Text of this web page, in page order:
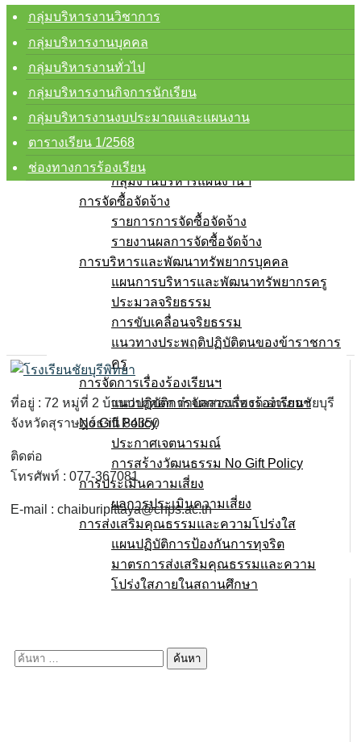
การบริหารงานและการจ่ายงบประมาณ
แผนปฏิบัติการ
แผนพัฒนาคุณภาพการศึกษา
ความก้าวหน้าในการดำเนินงาน
คู่มือการปฏิบัติงาน
กลุ่มบริหารงานวิชาการ
กลุ่มบริหารงานบุคคล
กลุ่มบริหารทั่วไป
กลุ่มงานบริหารแผนงานฯ
การจัดซื้อจัดจ้าง
รายการการจัดซื้อจัดจ้าง
รายงานผลการจัดซื้อจัดจ้าง
การบริหารและพัฒนาทรัพยากรบุคคล
แผนการบริหารและพัฒนาทรัพยากรครู
ประมวลจริยธรรม
การขับเคลื่อนจริยธรรม
แนวทางประพฤติปฏิบัติตนของข้าราชการ
ครู
การจัดการเรื่องร้องเรียนฯ
แนวปฏิบัติการจัดการเรื่องร้องเรียนฯ
No Gift Policy
ประกาศเจตนารมณ์
การสร้างวัฒนธรรม No Gift Policy
การประเมินความเสี่ยง
ผลการประเมินความเสี่ยง
การส่งเสริมคุณธรรมและความโปร่งใส
แผนปฏิบัติการป้องกันการทุจริต
มาตรการส่งเสริมคุณธรรมเเละความ
โปร่งใสภายในสถานศึกษา
ค้นหา
กลุ่มบริหารงานวิชาการ
กลุ่มบริหารงานบุคคล
กลุ่มบริหารงานทั่วไป
กลุ่มบริหารงานกิจการนักเรียน
กลุ่มบริหารงานงบประมาณและแผนงาน
ตารางเรียน 1/2568
ช่องทางการร้องเรียน
ที่อยู่ : 72 หมู่ที่ 2 บ้านปากศอก ตำบลสองแพรก อำเภอชัยบุรี
จังหวัดสุราษฎร์ธานี 84350
ติดต่อ
โทรศัพท์ : 077-367081
E-mail : chaiburipittaya@chps.ac.th